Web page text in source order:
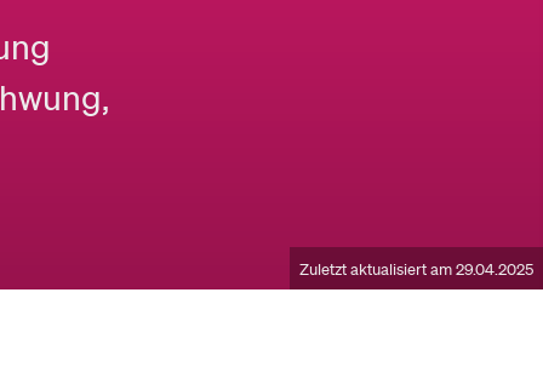
Zuletzt aktualisiert am 29.04.2025